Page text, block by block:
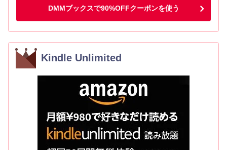
DMMブックスで90%OFFクーポンを使う
Kindle Unlimited